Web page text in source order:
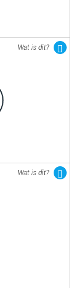
Wat is dit?
Wat is dit?